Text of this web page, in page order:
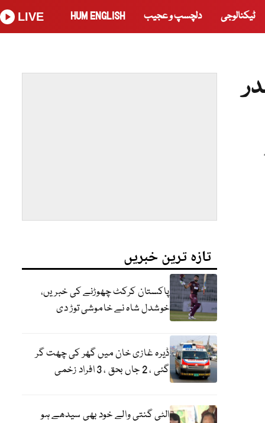
ٹیکنالوجی دلچسپ و عجیب HUM ENGLISH
LIVE
تازہ ترین خبریں
پاکستان کرکٹ چھوڑنے کی خبریں،
خوشدل شاہ نے خاموشی توڑ دی
ڈیرہ غازی خان میں گھر کی چھت گر
گئی ، 2 جاں بحق ، 3 افراد زخمی
الٹی گنتی والے خود بھی سیدھے ہو